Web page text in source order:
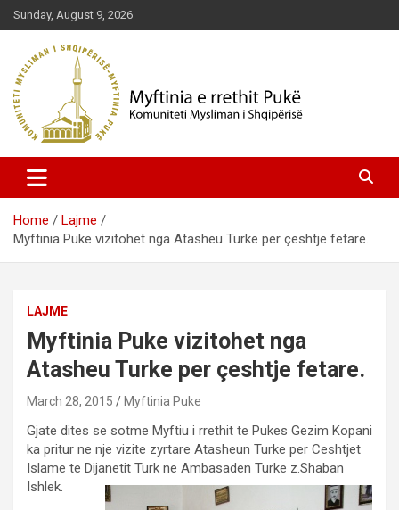
Skip
to
content
Sunday, August 9, 2026
Myftinia Pukë | Faqja Zyrtare
Home
Lajme
Myftinia Puke vizitohet nga Atasheu Turke per çeshtje fetare.
LAJME
Myftinia Puke vizitohet nga
Atasheu Turke per çeshtje fetare.
March 28, 2015 Myftinia Puke
Gjate dites se sotme Myftiu i rrethit te Pukes Gezim Kopani
ka pritur ne nje vizite zyrtare Atasheun Turke per Ceshtjet
Islame te Dijanetit Turk ne Ambasaden Turke z.Shaban
Ishlek.